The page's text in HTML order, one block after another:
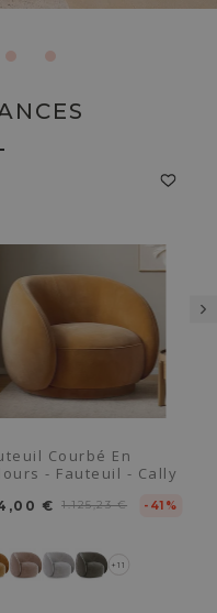
Courbé En
- Fauteuil - Cally
€ 1.125,23 € -41%
+11